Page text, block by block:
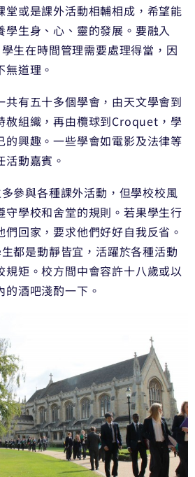
堂或是課外活動相輔相成，希望能
生身、心、靈的發展。要融入
生在時間管理需要處理得當，因
道理。
共有五十多個學會，由天文學會到
赦組織，再由欖球到Croquet，學
的興趣。一些學會如電影及法律等
動嘉賓。
參與各種課外活動，但學校校風
守學校和舍堂的規則。若果學生行
回家，要求他們好好自我反省。
都是動靜皆宜，活躍於各種活動
規矩。校方間中會容許十八歲或以
的酒吧淺酌一下。